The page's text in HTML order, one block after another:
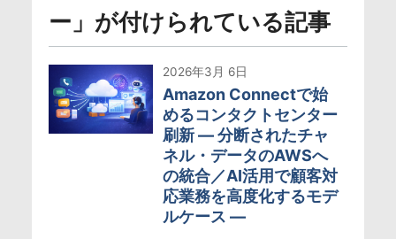
ー」が付けられている記事
2026年3月 6日
Amazon Connectで始
めるコンタクトセンター
刷新 ― 分断されたチャ
ネル・データのAWSへ
の統合／AI活用で顧客対
応業務を高度化するモデ
ルケース ―